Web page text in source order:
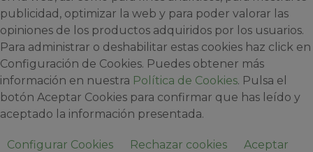
publicidad, optimizar la web y para poder valorar las
opiniones de los productos adquiridos por los usuarios.
Para administrar o deshabilitar estas cookies haz click en
Configuración de Cookies. Puedes obtener más
información en nuestra Política de Cookies. Pulsa el
botón Aceptar Cookies para confirmar que has leído y
aceptado la información presentada.
Configurar Cookies Rechazar cookies Aceptar